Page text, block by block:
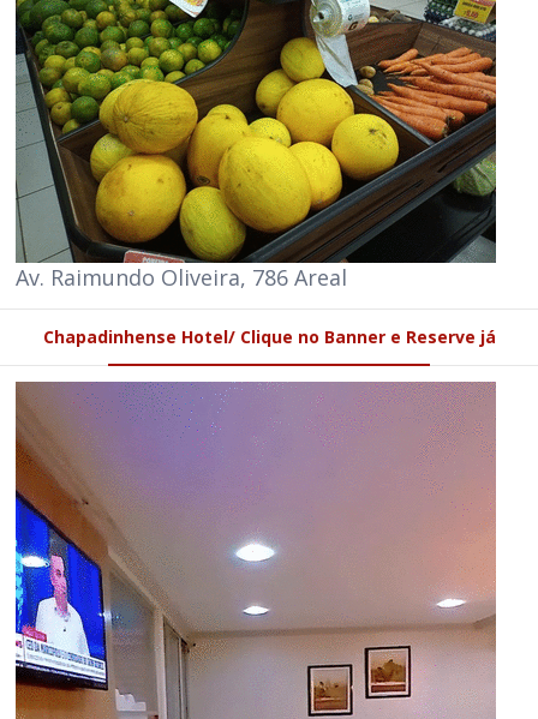
Av. Raimundo Oliveira, 786 Areal
Chapadinhense Hotel/ Clique no Banner e Reserve já